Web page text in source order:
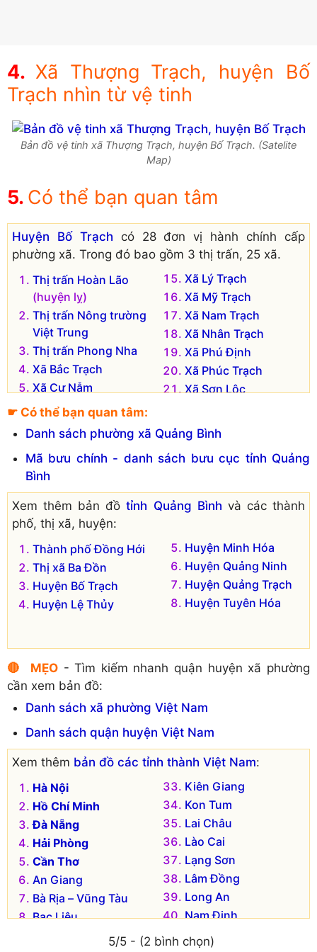
Xã Thượng Trạch, huyện Bố
Trạch nhìn từ vệ tinh
Bản đồ vệ tinh xã Thượng Trạch, huyện Bố Trạch. (Satelite
Map)
Có thể bạn quan tâm
Huyện Bố Trạch có 28 đơn vị hành chính cấp
phường xã. Trong đó bao gồm 3 thị trấn, 25 xã.
Thị trấn Hoàn Lão
(huyện lỵ)
Thị trấn Nông trường
Việt Trung
Thị trấn Phong Nha
Xã Bắc Trạch
Xã Cự Nẫm
Xã Đại Trạch
Xã Đồng Trạch
Xã Đức Trạch
Xã Hạ Trạch
Xã Hải Phú
Xã Hòa Trạch
Xã Hưng Trạch
Xã Lâm Trạch
Xã Liên Trạch
Xã Lý Trạch
Xã Mỹ Trạch
Xã Nam Trạch
Xã Nhân Trạch
Xã Phú Định
Xã Phúc Trạch
Xã Sơn Lộc
Xã Tây Trạch
Xã Thanh Trạch
Xã Thượng Trạch
Xã Vạn Trạch
Xã Xuân Trạch
Đơn vị hành chính cũ hiện không còn tồn tại là:
Xã Hải Trạch
Xã Phú Trạch
☛ Có thể bạn quan tâm:
Danh sách phường xã Quảng Bình
Mã bưu chính - danh sách bưu cục tỉnh Quảng
Bình
Xem thêm bản đồtỉnh Quảng Bình và các thành
phố, thị xã, huyện:
Thành phố Đồng Hới
Thị xã Ba Đồn
Huyện Bố Trạch
Huyện Lệ Thủy
Huyện Minh Hóa
Huyện Quảng Ninh
Huyện Quảng Trạch
Huyện Tuyên Hóa
🔴 MẸO- Tìm kiếm nhanh quận huyện xã phường
cần xem bản đồ:
Danh sách xã phường Việt Nam
Danh sách quận huyện Việt Nam
Xem thêm bản đồ các tỉnh thành Việt Nam:
Hà Nội
Hồ Chí Minh
Đà Nẵng
Hải Phòng
Cần Thơ
An Giang
Bà Rịa – Vũng Tàu
Bạc Liêu
Kiên Giang
Kon Tum
Lai Châu
Lào Cai
Lạng Sơn
Lâm Đồng
Long An
Nam Định
Nghệ An
5/5 - (2 bình chọn)